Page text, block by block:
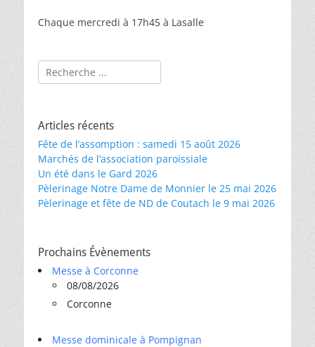
Chaque mercredi à 17h45 à Lasalle
Rechercher :
Articles récents
Fête de l’assomption : samedi 15 août 2026
Marchés de l’association paroissiale
Un été dans le Gard 2026
Pèlerinage Notre Dame de Monnier le 25 mai 2026
Pèlerinage et fête de ND de Coutach le 9 mai 2026
Prochains Évènements
Messe à Corconne
08/08/2026
Corconne
Messe dominicale à Pompignan